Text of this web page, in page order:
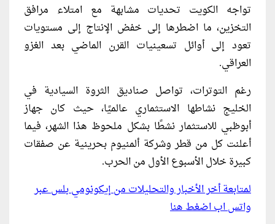
تواجه الكويت تحديات مشابهة مع امتلاء مرافق
التخزين، ما اضطرها إلى خفض الإنتاج إلى مستويات
تعود إلى أوائل تسعينيات القرن الماضي بعد الغزو
العراقي.
رغم التوترات، تواصل صناديق الثروة السيادية في
الخليج نشاطها الاستثماري عالميًا، حيث كان جهاز
أبوظبي للاستثمار نشطًا بشكل ملحوظ هذا الشهر، فيما
أعلنت كل من قطر وشركة ألمنيوم بحرينية عن صفقات
كبيرة خلال الأسبوع الأول من الحرب.
لمتابعة أخر الأخبار والتحليلات من إيكونومي بلس عبر
واتس اب اضغط هنا